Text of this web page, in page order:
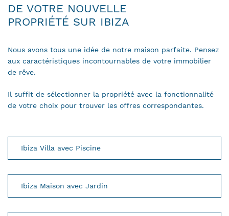
DE VOTRE NOUVELLE
PROPRIÉTÉ SUR IBIZA
Nous avons tous une idée de notre maison parfaite. Pensez
aux caractéristiques incontournables de votre immobilier
de rêve.
Il suffit de sélectionner la propriété avec la fonctionnalité
de votre choix pour trouver les offres correspondantes.
Ibiza Villa avec Piscine
Ibiza Maison avec Jardin